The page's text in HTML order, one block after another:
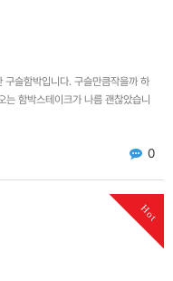
슬함박입니다. 구슬만큼작을까 하
는 함박스테이크가 나름 괜찮았습니
0
Hot